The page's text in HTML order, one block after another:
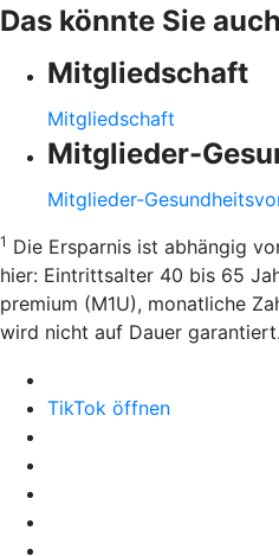
Das könnte Sie
Mitgliedschaft
Mitgliedschaft
Mitglieder-
Mitglieder-
1 Die Ersparnis ist abhängig
hier: Eintrittsalter 40 bis 65
premium (M1U), monatliche
wird nicht auf Dauer garantiert.
TikTok öffnen